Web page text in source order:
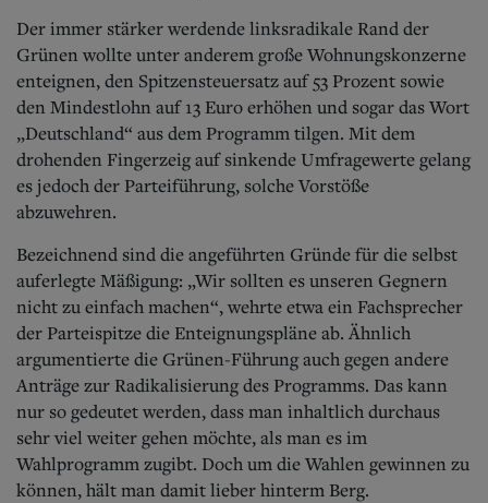
Der immer stärker werdende linksradikale Rand der
Grünen wollte unter anderem große Wohnungskonzerne
enteignen, den Spitzensteuersatz auf 53 Prozent sowie
den Mindestlohn auf 13 Euro erhöhen und sogar das Wort
„Deutschland“ aus dem Programm tilgen. Mit dem
drohenden Fingerzeig auf sinkende Umfragewerte gelang
es jedoch der Parteiführung, solche Vorstöße
abzuwehren.
Bezeichnend sind die angeführten Gründe für die selbst
auferlegte Mäßigung: „Wir sollten es unseren Gegnern
nicht zu einfach machen“, wehrte etwa ein Fachsprecher
der Parteispitze die Enteignungspläne ab. Ähnlich
argumentierte die Grünen-Führung auch gegen andere
Anträge zur Radikalisierung des Programms. Das kann
nur so gedeutet werden, dass man inhaltlich durchaus
sehr viel weiter gehen möchte, als man es im
Wahlprogramm zugibt. Doch um die Wahlen gewinnen zu
können, hält man damit lieber hinterm Berg.